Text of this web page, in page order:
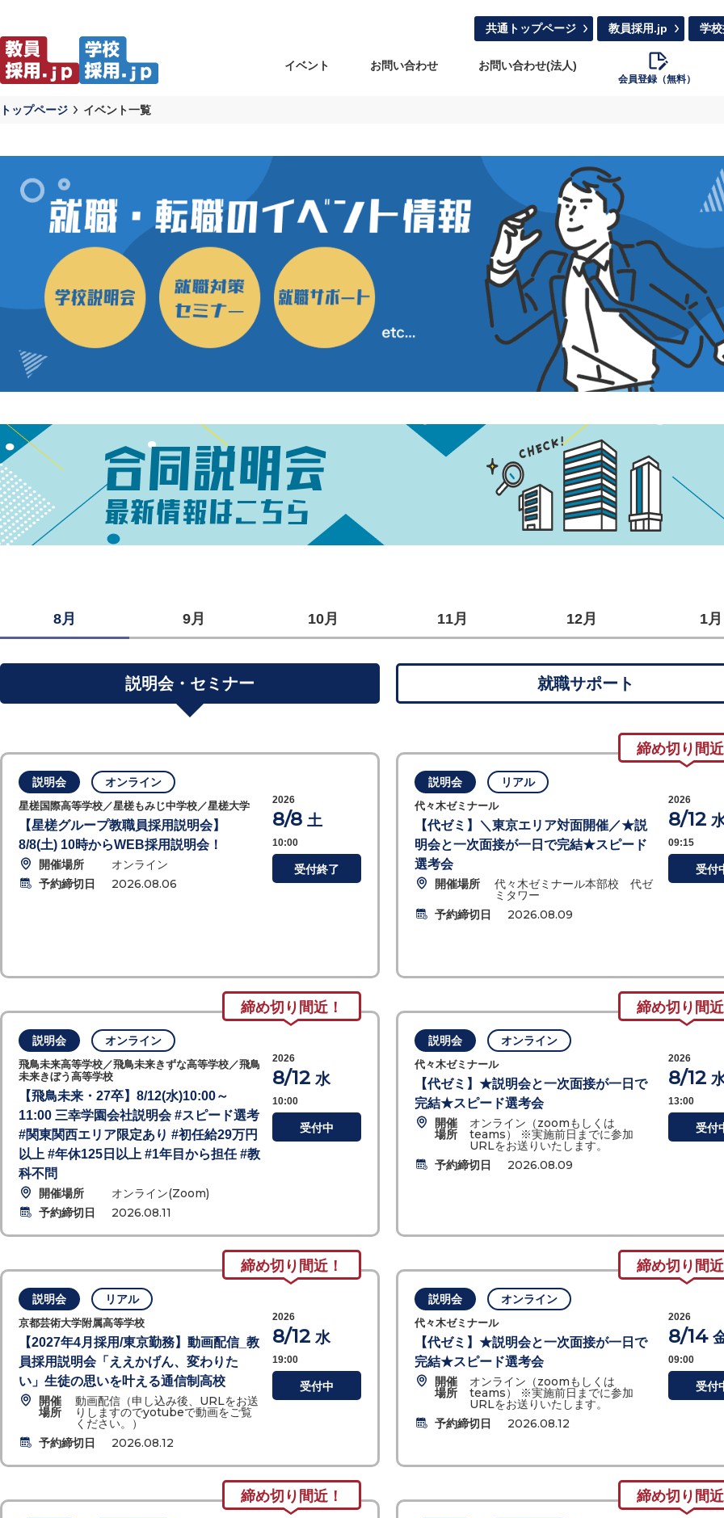
共通トップページ 教員採用.jp 学
イベント お問い合わせ お問い合わせ(法人)
会員登録（無料）
トップページ イベント一覧
8月 9月 10月 11月 12月 1月
説明会・セミナー 就職サポート
説明会 オンライン
星槎国際高等学校／星槎もみじ中学校／星槎大学
【星槎グループ教職員採用説明会】
8/8(土) 10時からWEB採用説明会！
開催場所
オンライン
予約締切日
2026.08.06
2026
8/8 土
10:00
受付終了
締め切り間近
説明会 リアル
代々木ゼミナール
【代ゼミ】＼東京エリア対面開催／★説
明会と一次面接が一日で完結★スピード
選考会
開催場所 代々木ゼミナール本部校 代ゼ
ミタワー
予約締切日
2026.08.09
2026
8/12
09:15
受付
締め切り間近！
説明会 オンライン
飛鳥未来高等学校／飛鳥未来きずな高等学校／飛鳥
未来きぼう高等学校
【飛鳥未来・27卒】8/12(水)10:00～
11:00 三幸学園会社説明会 #スピード選考
#関東関西エリア限定あり #初任給29万円
以上 #年休125日以上 #1年目から担任 #教
科不問
開催場所
オンライン(Zoom)
予約締切日
2026.08.11
2026
8/12 水
10:00
受付中
締め切り間近
説明会 オンライン
代々木ゼミナール
【代ゼミ】★説明会と一次面接が一日で
完結★スピード選考会
開催
場所
オンライン（zoomもしくは
teams） ※実施前日までに参加
URLをお送りいたします。
予約締切日
2026.08.09
2026
8/12
13:00
受付
締め切り間近！
説明会 リアル
京都芸術大学附属高等学校
【2027年4月採用/東京勤務】動画配信_教
員採用説明会「ええかげん、変わりた
い」生徒の思いを叶える通信制高校
開催
場所
動画配信（申し込み後、URLをお送
りしますのでyotubeで動画をご覧
ください。）
予約締切日
2026.08.12
2026
8/12 水
19:00
受付中
締め切り間近
説明会 オンライン
代々木ゼミナール
【代ゼミ】★説明会と一次面接が一日で
完結★スピード選考会
開催
場所
オンライン（zoomもしくは
teams） ※実施前日までに参加
URLをお送りいたします。
予約締切日
2026.08.12
2026
8/14
09:00
受付
締め切り間近！ 締め切り間近